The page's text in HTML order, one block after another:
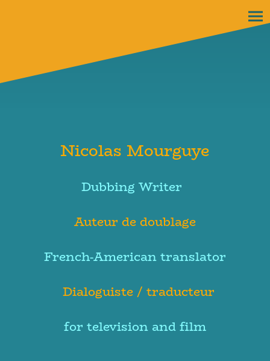
Nicolas Mourguye
Dubbing Writer
Auteur de doublage
French-American translator
Dialoguiste / traducteur
for television and film